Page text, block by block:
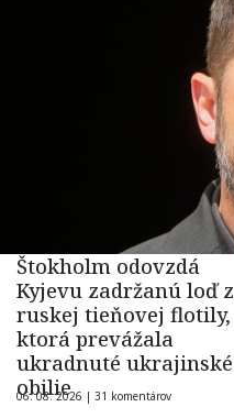
Štokholm odovzdá
Kyjevu zadržanú loď z
ruskej tieňovej flotily,
ktorá prevážala
ukradnuté ukrajinské
obilie
06. 08. 2026 | 31 komentárov